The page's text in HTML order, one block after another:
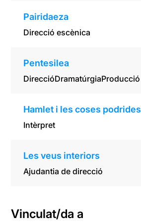
Pairidaeza
Direcció escènica
Pentesilea
DireccióDramatúrgiaProducció
Hamlet i les coses podrides
Intèrpret
Les veus interiors
Ajudantia de direcció
Vinculat/da a